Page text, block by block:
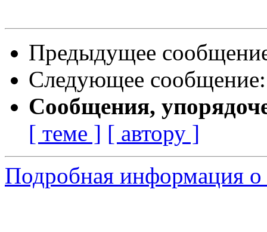
Предыдущее
Следующее
Сообщения,
[ теме ] [ автору ]
Подробная информация